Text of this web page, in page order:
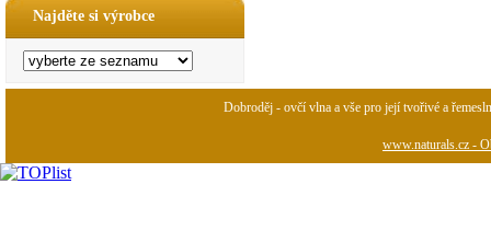
Najděte si výrobce
Dobroděj - ovčí vlna a vše pro její tvořivé a
www.naturals.cz -